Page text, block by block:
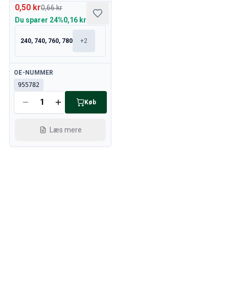
0,50 kr0,66 kr
Du sparer 24%0,16 kr
240, 740, 760, 780 +2
Tilgængelig
OE-NUMMER
955782
Køb
Læs mere